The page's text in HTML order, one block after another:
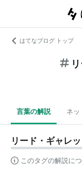
はてなブログ トップ
言葉の解説 ネッ
リード・ギャレッ
このタグの解説に